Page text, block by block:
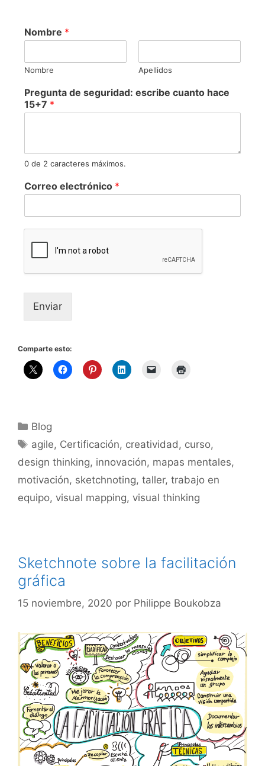
Nombre *
Nombre Apellidos
Pregunta de seguridad: escribe cuanto hace
15+7 *
0 de 2 caracteres máximos.
Correo electrónico *
Enviar
Comparte esto:
Blog
agile, Certificación, creatividad , curso,
design thinking, innovación, mapas mentales,
motivación, sketchnoting, taller, trabajo en
equipo, visual mapping, visual thinking
Sketchnote sobre la facilitación
gráfica
15 noviembre, 2020 por Philippe Boukobza